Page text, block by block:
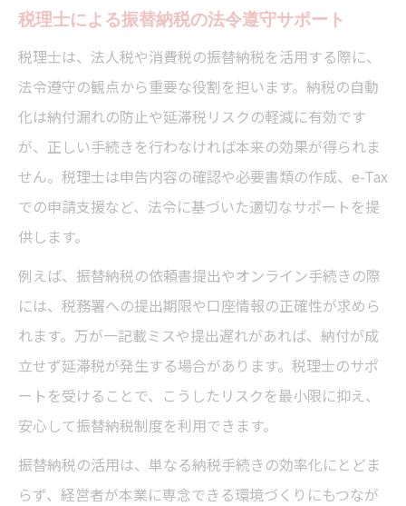
税理士による振替納税の法令遵守サポート
税理士は、法人税や消費税の振替納税を活用する際に、
法令遵守の観点から重要な役割を担います。納税の自動
化は納付漏れの防止や延滞税リスクの軽減に有効です
が、正しい手続きを行わなければ本来の効果が得られま
せん。税理士は申告内容の確認や必要書類の作成、e-Tax
での申請支援など、法令に基づいた適切なサポートを提
供します。
例えば、振替納税の依頼書提出やオンライン手続きの際
には、税務署への提出期限や口座情報の正確性が求めら
れます。万が一記載ミスや提出遅れがあれば、納付が成
立せず延滞税が発生する場合があります。税理士のサポ
ートを受けることで、こうしたリスクを最小限に抑え、
安心して振替納税制度を利用できます。
振替納税の活用は、単なる納税手続きの効率化にとどま
らず、経営者が本業に専念できる環境づくりにもつなが